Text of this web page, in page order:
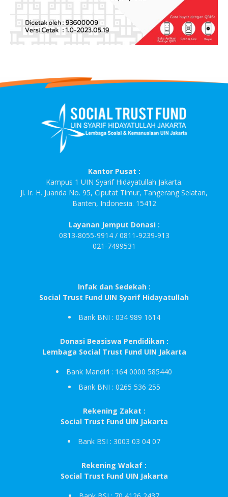
Kantor Pusat :
Kampus 1 UIN Syarif Hidayatullah Jakarta.
Jl. Ir. H. Juanda No. 95, Ciputat Timur, Tangerang Selatan,
Banten, Indonesia. 15412
Layanan Jemput Donasi :
0813-8055-9914 / 0811-9239-913
021-7499531
Infak dan Sedekah :
Social Trust Fund UIN Syarif Hidayatullah
Bank BNI : 034 989 1614
Donasi Beasiswa Pendidikan :
Lembaga Social Trust Fund UIN Jakarta
Bank Mandiri : 164 0000 585440
Bank BNI : 0265 536 255
Rekening Zakat :
Social Trust Fund UIN Jakarta
Bank BSI : 3003 03 04 07
Rekening Wakaf :
Social Trust Fund UIN Jakarta